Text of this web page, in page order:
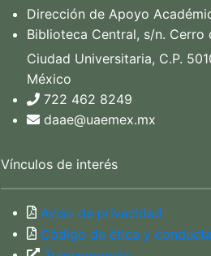
Dirección de Apoyo
Biblioteca Central, s/n. Cerro
Ciudad Universitaria, C.P.
México
722 462 8249
daae@uaemex.mx
Vínculos de interés
Aviso de privacidad
Código de ética y conducta